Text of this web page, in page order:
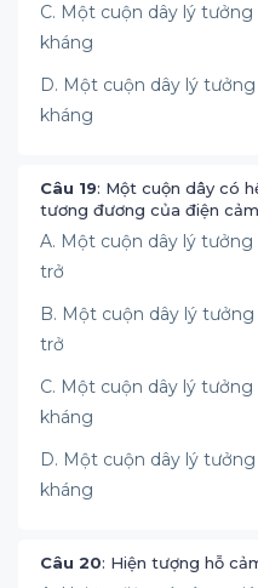
C. Một cuộn dây lý
kháng
D. Một cuộn dây lý
kháng
Câu 19: Một cuộn dây có
tương đương của điện
A. Một cuộn dây lý
trở
B. Một cuộn dây lý
trở
C. Một cuộn dây lý
kháng
D. Một cuộn dây lý
kháng
Câu 20: Hiện tượng hỗ